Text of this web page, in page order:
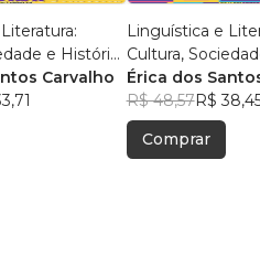
e História
Carvalho
Linguística e
Cultura,
Érica dos
R$ 48,57R$
Comprar